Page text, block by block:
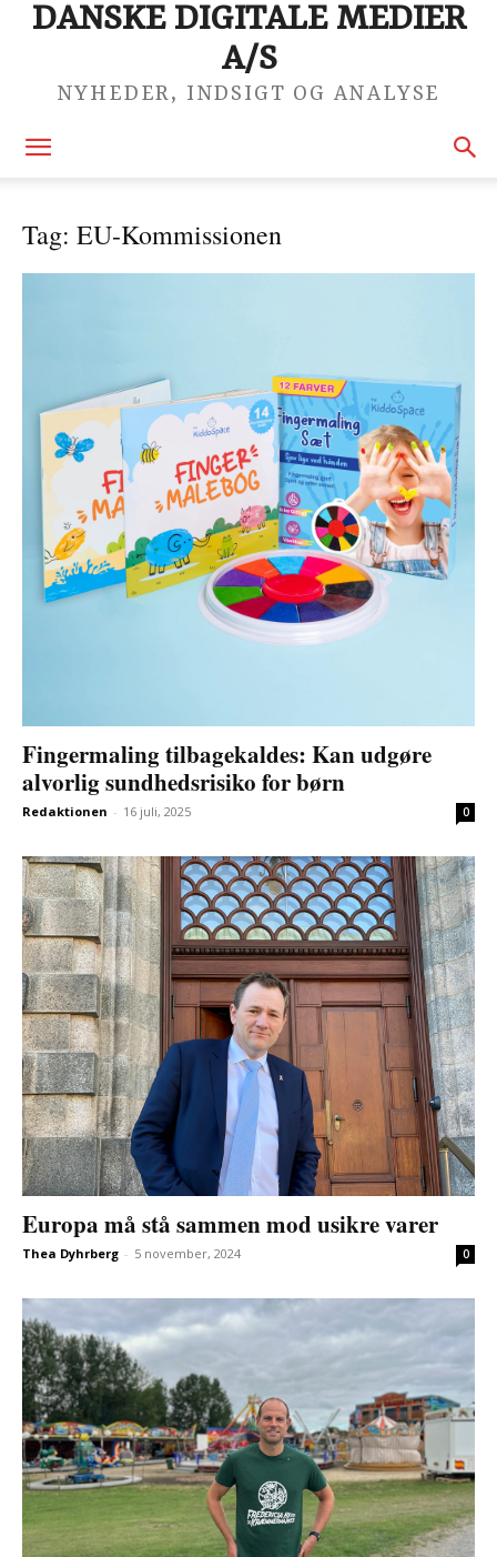
DANSKE DIGITALE MEDIER
A/S
NYHEDER, INDSIGT OG ANALYSE
Tag: EU-Kommissionen
Fingermaling tilbagekaldes: Kan udgøre
alvorlig sundhedsrisiko for børn
Redaktionen - 16 juli, 2025 0
Europa må stå sammen mod usikre varer
Thea Dyhrberg - 5 november, 2024 0